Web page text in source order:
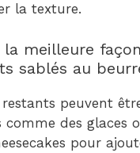
la texture.
la meilleure
sablés au
restants peuvent
comme des glaces
pour